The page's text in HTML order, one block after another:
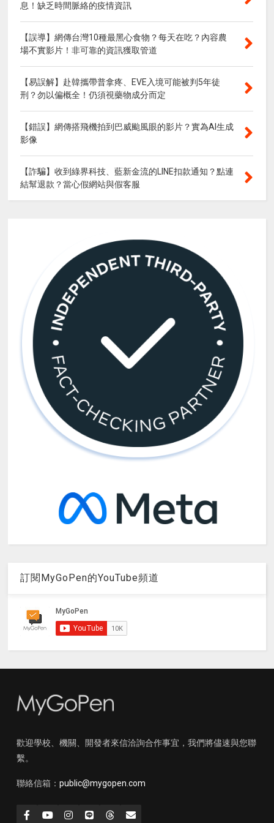
息！缺乏時間脈絡的疫情資訊
【誤導】網傳台灣10種最黑心食物？每天在吃？內容農
場不實影片！非可靠的資訊獲取管道
【易誤解】赴韓攜帶普拿疼、EVE入境可能被判5年徒
刑？勿以偏概全！仍須視藥物成分而定
【錯誤】網傳搭飛機拍到巴威颱風眼的影片？實為AI生成
影像
【詐騙】收到綠界科技、藍新金流的LINE扣款通知？點連
結幫退款？當心假網站與假客服
訂閱MyGoPen的YouTube頻道
歡迎學校、機關、開發者來信洽詢合作事宜，我們將儘速與您聯
繫。
聯絡信箱： public@mygopen.com